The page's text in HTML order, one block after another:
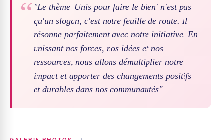
"Le thème 'Unis pour faire le bien' n'est pas
qu'un slogan, c'est notre feuille de route. Il
résonne parfaitement avec notre initiative. En
unissant nos forces, nos idées et nos
ressources, nous allons démultiplier notre
impact et apporter des changements positifs
et durables dans nos communautés"